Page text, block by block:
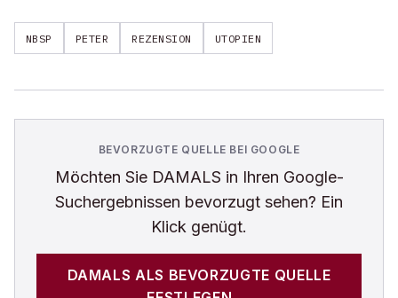
NBSP PETER REZENSION UTOPIEN
BEVORZUGTE QUELLE BEI GOOGLE
Möchten Sie DAMALS in Ihren Google-
Suchergebnissen bevorzugt sehen? Ein
Klick genügt.
DAMALS ALS BEVORZUGTE QUELLE